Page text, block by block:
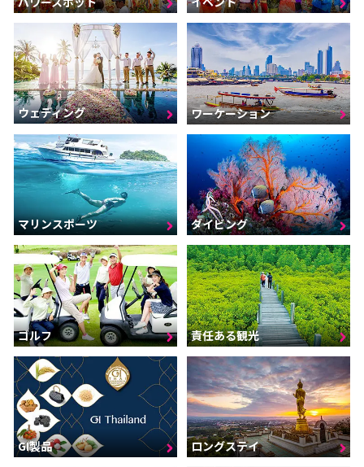
ウェディング ワーケーション
マリンスポーツ ダイビング
ゴルフ 責任ある観光
GI製品 ロングステイ